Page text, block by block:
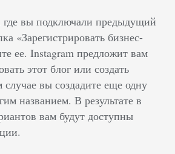
где вы подключали предыдущий
«Зарегистрировать бизнес-
ее. Instagram предложит вам
этот блог или создать
вы создадите еще одну
названием. В результате в
вам будут доступны